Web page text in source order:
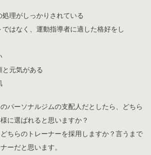
処理がしっかりされている
ではなく、運動指導者に適した格好をし
元気がある
パーソナルジムの支配人だとしたら、どちら
に選ばれると思いますか？
ちらのトレーナーを採用しますか？言うまで
ーだと思います。